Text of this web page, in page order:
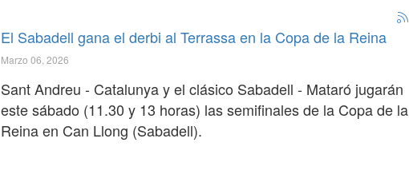
El Sabadell gana el derbi al Terrassa en la Copa de la Reina
Marzo 06, 2026
Sant Andreu - Catalunya y el clásico Sabadell - Mataró jugarán
este sábado (11.30 y 13 horas) las semifinales de la Copa de la
Reina en Can Llong (Sabadell).